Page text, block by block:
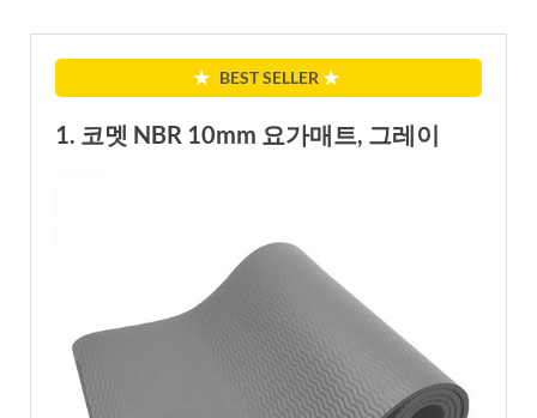
★ BEST SELLER ★
1. 코멧 NBR 10mm 요가매트, 그레이